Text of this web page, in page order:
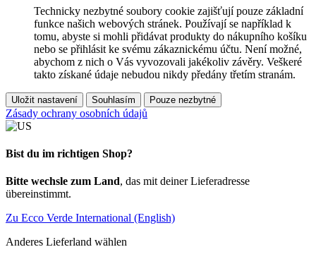
Technicky nezbytné soubory cookie zajišťují pouze základní
funkce našich webových stránek. Používají se například k
tomu, abyste si mohli přidávat produkty do nákupního košíku
nebo se přihlásit ke svému zákaznickému účtu. Není možné,
abychom z nich o Vás vyvozovali jakékoliv závěry. Veškeré
takto získané údaje nebudou nikdy předány třetím stranám.
Uložit nastavení Souhlasím Pouze nezbytné
Zásady ochrany osobních údajů
Bist du im richtigen Shop?
Bitte wechsle zum Land, das mit deiner Lieferadresse
übereinstimmt.
Zu Ecco Verde International (English)
Anderes Lieferland wählen